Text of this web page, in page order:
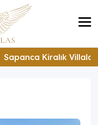
Sapanca Kiralık Villalar